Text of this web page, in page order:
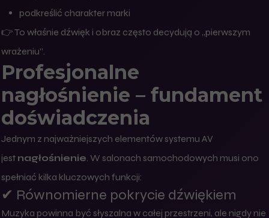
podkreślić charakter marki
👉 To właśnie dźwięk i obraz często decydują o „pierwszym
wrażeniu”.
Profesjonalne
nagłośnienie – fundament
doświadczenia
Jednym z najważniejszych elementów systemu AV
jest nagłośnienie. W salonach samochodowych musi ono
spełniać kilka kluczowych funkcji:
✔ Równomierne pokrycie dźwiękiem
Muzyka powinna być słyszalna w całej przestrzeni, ale nigdy nie